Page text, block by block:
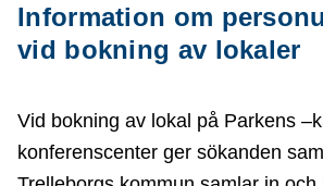
Information om
vid bokning av lokaler
Vid bokning av lokal på Parkens
konferenscenter ger sökanden